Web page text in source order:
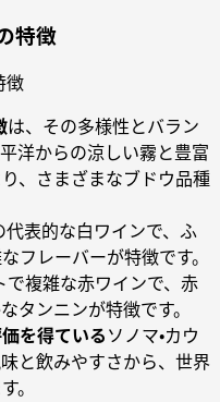
特徴
は、その多様性とバラン
洋からの涼しい霧と豊富
、さまざまなブドウ品種
代表的な白ワインで、ふ
フレーバーが特徴です。
で複雑な赤ワインで、赤
タンニンが特徴です。
を得ているソノマ・カウ
と飲みやすさから、世界
。